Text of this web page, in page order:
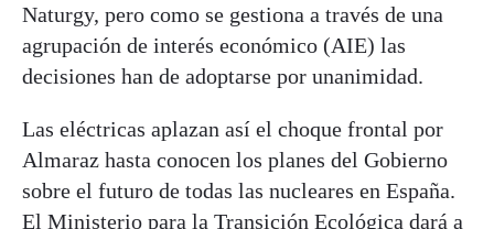
Naturgy, pero como se gestiona a través de una
agrupación de interés económico (AIE) las
decisiones han de adoptarse por unanimidad.
Las eléctricas aplazan así el choque frontal por
Almaraz hasta conocen los planes del Gobierno
sobre el futuro de todas las nucleares en España.
El Ministerio para la Transición Ecológica dará a